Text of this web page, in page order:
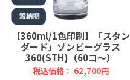
【360ml/1色印刷】「スタン
ダード」ゾンビーグラス
360(STH)（60コ～）
税込価格： 62,700円